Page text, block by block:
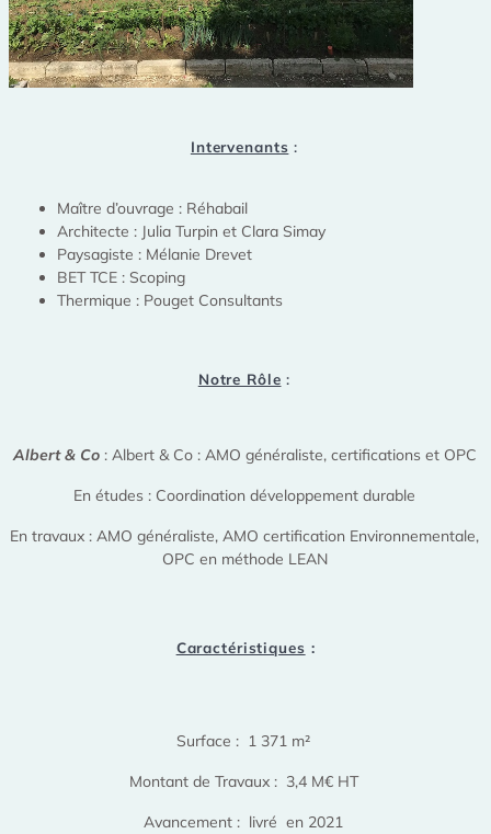
Intervenants :
Maître d’ouvrage : Réhabail
Architecte : Julia Turpin et Clara Simay
Paysagiste : Mélanie Drevet
BET TCE : Scoping
Thermique : Pouget Consultants
Notre Rôle :
Albert & Co: Albert & Co : AMO généraliste, certifications et OPC
En études : Coordination développement durable
En travaux : AMO généraliste, AMO certification Environnementale,
OPC en méthode LEAN
Caractéristiques :
Surface : 1 371 m²
Montant de Travaux : 3,4 M€ HT
Avancement : livré en 2021